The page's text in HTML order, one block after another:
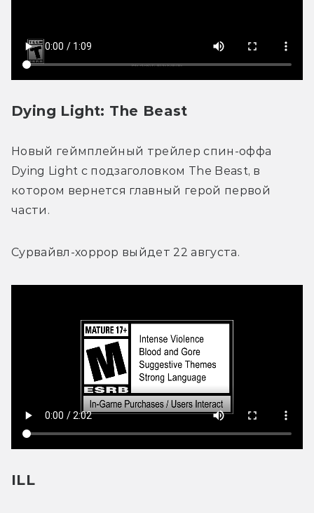
Dying Light: The Beast
Новый геймплейный трейлер спин-оффа
Dying Light с подзаголовком The Beast, в
котором вернется главный герой первой
части.
Сурвайвл-хоррор выйдет 22 августа.
ILL